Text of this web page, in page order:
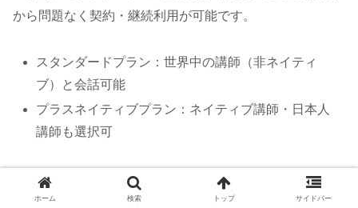
から問題なく契約・継続利用が可能です。
スタンダードプラン：世界中の講師（非ネイティ
ブ）と会話可能
プラスネイティブプラン：ネイティブ講師・日本人
講師も選択可
海外在住者の場合、まずはスタンダードプランでレッスン
環境を確認し、通信が安定している国であればプラスネイ
ホーム 検索 トップ サイドバー